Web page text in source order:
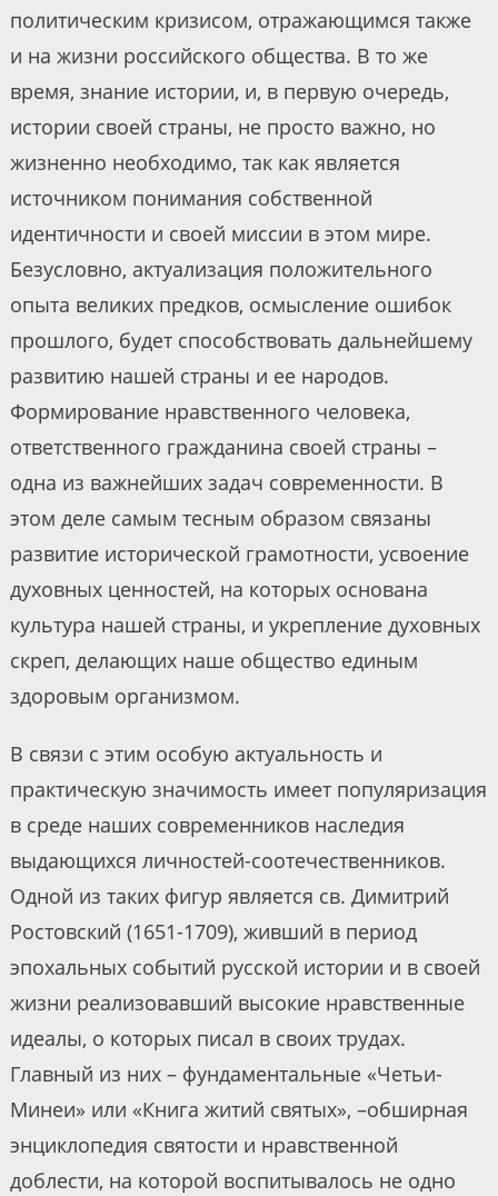
политическим кризисом, отражающимся также
и на жизни российского общества. В то же
время, знание истории, и, в первую очередь,
истории своей страны, не просто важно, но
жизненно необходимо, так как является
источником понимания собственной
идентичности и своей миссии в этом мире.
Безусловно, актуализация положительного
опыта великих предков, осмысление ошибок
прошлого, будет способствовать дальнейшему
развитию нашей страны и ее народов.
Формирование нравственного человека,
ответственного гражданина своей страны –
одна из важнейших задач современности. В
этом деле самым тесным образом связаны
развитие исторической грамотности, усвоение
духовных ценностей, на которых основана
культура нашей страны, и укрепление духовных
скреп, делающих наше общество единым
здоровым организмом.
В связи с этим особую актуальность и
практическую значимость имеет популяризация
в среде наших современников наследия
выдающихся личностей-соотечественников.
Одной из таких фигур является св. Димитрий
Ростовский (1651-1709), живший в период
эпохальных событий русской истории и в своей
жизни реализовавший высокие нравственные
идеалы, о которых писал в своих трудах.
Главный из них – фундаментальные «Четьи-
Минеи» или «Книга житий святых», –обширная
энциклопедия святости и нравственной
доблести, на которой воспитывалось не одно